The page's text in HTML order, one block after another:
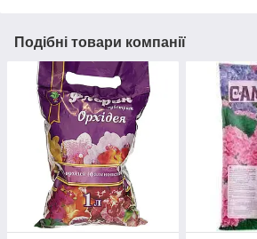
Подібні товари компанії